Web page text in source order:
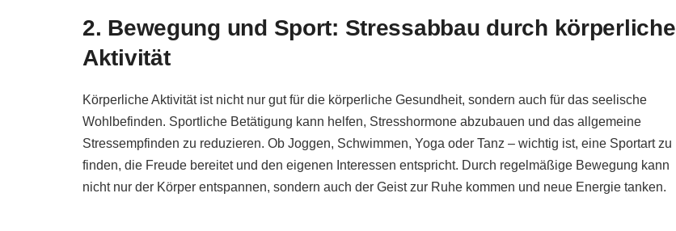
2. Bewegung und Sport: Stressabbau durch körperliche
Aktivität
Körperliche Aktivität ist nicht nur gut für die körperliche Gesundheit, sondern auch für das seelische
Wohlbefinden. Sportliche Betätigung kann helfen, Stresshormone abzubauen und das allgemeine
Stressempfinden zu reduzieren. Ob Joggen, Schwimmen, Yoga oder Tanz – wichtig ist, eine Sportart zu
finden, die Freude bereitet und den eigenen Interessen entspricht. Durch regelmäßige Bewegung kann
nicht nur der Körper entspannen, sondern auch der Geist zur Ruhe kommen und neue Energie tanken.